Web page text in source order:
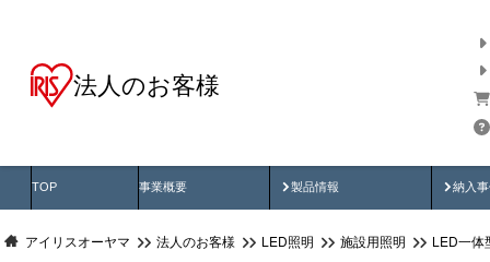
法人のお客様
TOP 事業概要 製品情報
製品動画 納入
納
アイリスオーヤマ 法人のお客様 LED照明 施設用照明 LED一体